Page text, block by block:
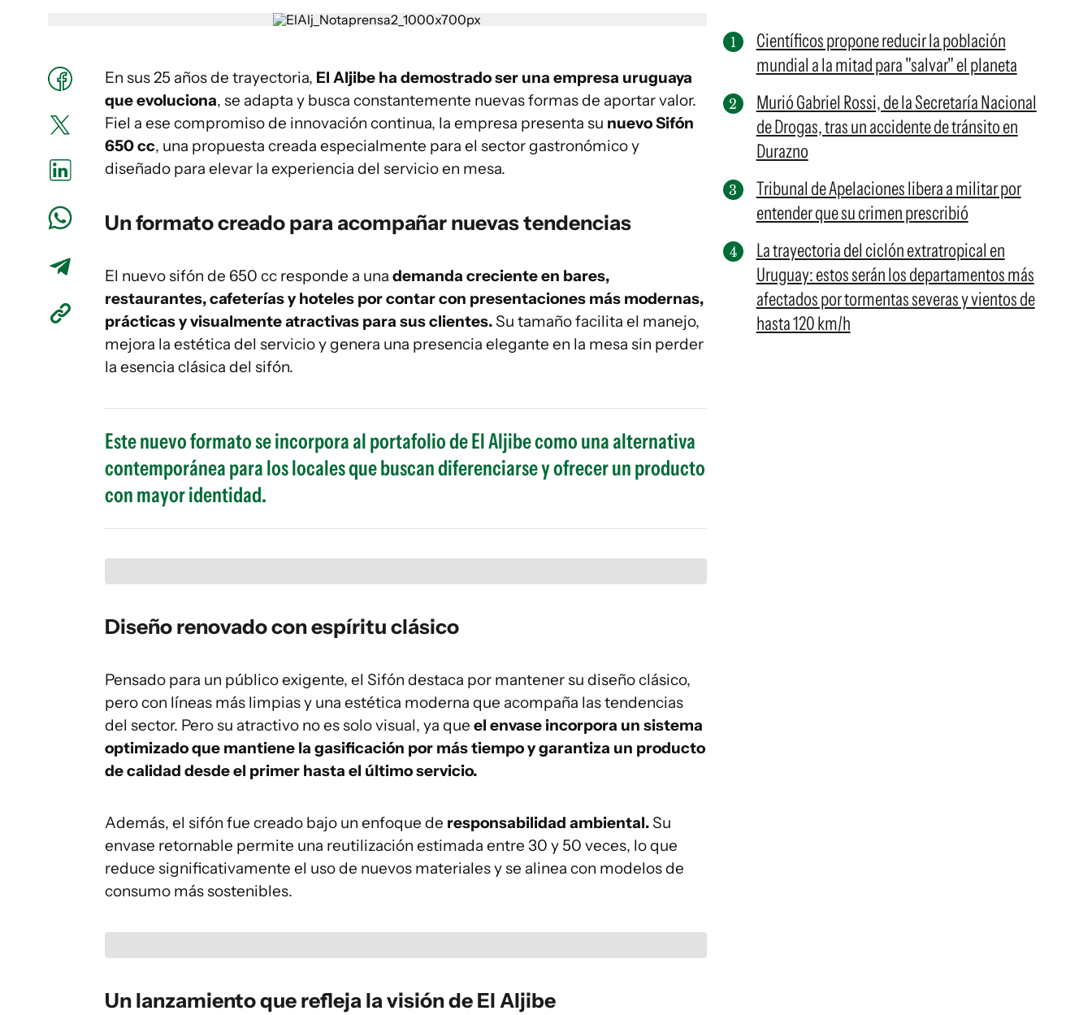
En sus 25 años de trayectoria, El Aljibe ha demostrado ser una empresa uruguaya
que evoluciona, se adapta y busca constantemente nuevas formas de aportar valor.
Fiel a ese compromiso de innovación continua, la empresa presenta su nuevo Sifón
650 cc, una propuesta creada especialmente para el sector gastronómico y
diseñado para elevar la experiencia del servicio en mesa.
Un formato creado para acompañar nuevas tendencias
El nuevo sifón de 650 cc responde a una demanda creciente en bares,
restaurantes, cafeterías y hoteles por contar con presentaciones más modernas,
prácticas y visualmente atractivas para sus clientes. Su tamaño facilita el manejo,
mejora la estética del servicio y genera una presencia elegante en la mesa sin perder
la esencia clásica del sifón.
Este nuevo formato se incorpora al portafolio de El Aljibe como una alternativa
contemporánea para los locales que buscan diferenciarse y ofrecer un producto
con mayor identidad.
Diseño renovado con espíritu clásico
Pensado para un público exigente, el Sifón destaca por mantener su diseño clásico,
pero con líneas más limpias y una estética moderna que acompaña las tendencias
del sector. Pero su atractivo no es solo visual, ya que el envase incorpora un sistema
optimizado que mantiene la gasificación por más tiempo y garantiza un producto
de calidad desde el primer hasta el último servicio.
Además, el sifón fue creado bajo un enfoque de responsabilidad ambiental. Su
envase retornable permite una reutilización estimada entre 30 y 50 veces, lo que
reduce significativamente el uso de nuevos materiales y se alinea con modelos de
consumo más sostenibles.
Un lanzamiento que refleja la visión de El Aljibe
Científicos propone reducir la población
mundial a la mitad para "salvar" el planeta
Murió Gabriel Rossi, de la Secretaría Nacional
de Drogas, tras un accidente de tránsito en
Durazno
Tribunal de Apelaciones libera a militar por
entender que su crimen prescribió
La trayectoria del ciclón extratropical en
Uruguay: estos serán los departamentos más
afectados por tormentas severas y vientos de
hasta 120 km/h